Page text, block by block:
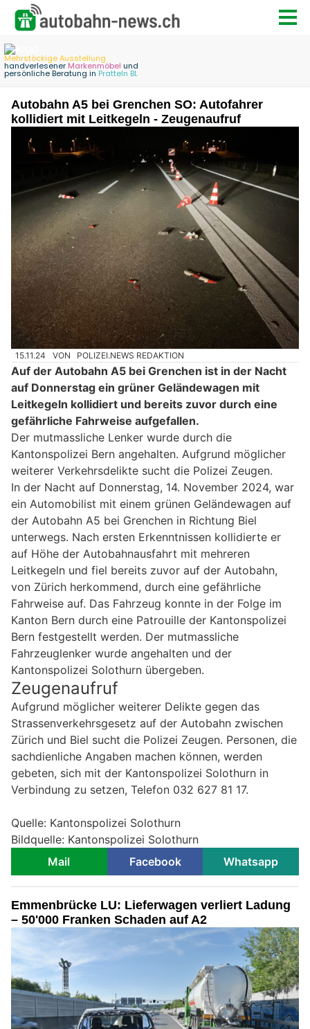
Autobahn A5 bei Grenchen SO: Autofahrer
kollidiert mit Leitkegeln - Zeugenaufruf
15.11.24 VON POLIZEI.NEWS REDAKTION
Auf der Autobahn A5 bei Grenchen ist in der Nacht
auf Donnerstag ein grüner Geländewagen mit
Leitkegeln kollidiert und bereits zuvor durch eine
gefährliche Fahrweise aufgefallen.
Der mutmassliche Lenker wurde durch die
Kantonspolizei Bern angehalten. Aufgrund möglicher
weiterer Verkehrsdelikte sucht die Polizei Zeugen.
In der Nacht auf Donnerstag, 14. November 2024, war
ein Automobilist mit einem grünen Geländewagen auf
der Autobahn A5 bei Grenchen in Richtung Biel
unterwegs. Nach ersten Erkenntnissen kollidierte er
auf Höhe der Autobahnausfahrt mit mehreren
Leitkegeln und fiel bereits zuvor auf der Autobahn,
von Zürich herkommend, durch eine gefährliche
Fahrweise auf. Das Fahrzeug konnte in der Folge im
Kanton Bern durch eine Patrouille der Kantonspolizei
Bern festgestellt werden. Der mutmassliche
Fahrzeuglenker wurde angehalten und der
Kantonspolizei Solothurn übergeben.
Zeugenaufruf
Aufgrund möglicher weiterer Delikte gegen das
Strassenverkehrsgesetz auf der Autobahn zwischen
Zürich und Biel sucht die Polizei Zeugen. Personen, die
sachdienliche Angaben machen können, werden
gebeten, sich mit der Kantonspolizei Solothurn in
Verbindung zu setzen, Telefon 032 627 81 17.
Quelle: Kantonspolizei Solothurn
Bildquelle: Kantonspolizei Solothurn
Mail
Facebook Whatsapp
Emmenbrücke LU: Lieferwagen verliert Ladung
– 50'000 Franken Schaden auf A2